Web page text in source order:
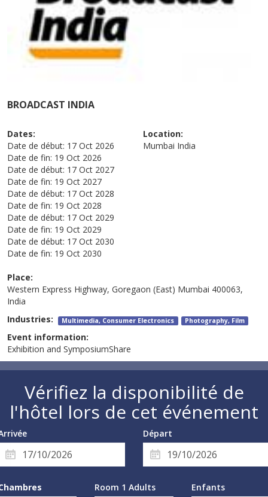
BROADCAST INDIA
Dates:
Date de début: 17 Oct 2026
Date de fin: 19 Oct 2026
Date de début: 17 Oct 2027
Date de fin: 19 Oct 2027
Date de début: 17 Oct 2028
Date de fin: 19 Oct 2028
Date de début: 17 Oct 2029
Date de fin: 19 Oct 2029
Date de début: 17 Oct 2030
Date de fin: 19 Oct 2030
Location:
Mumbai India
Place:
Western Express Highway, Goregaon (East) Mumbai 400063,
India
Industries: Multimedia, Consumer Electronics Photography, Film
Event information:
Exhibition and SymposiumShare
Vérifiez la disponibilité de
l'hôtel lors de cet événement
Départ
Room 1 Adults Enfants